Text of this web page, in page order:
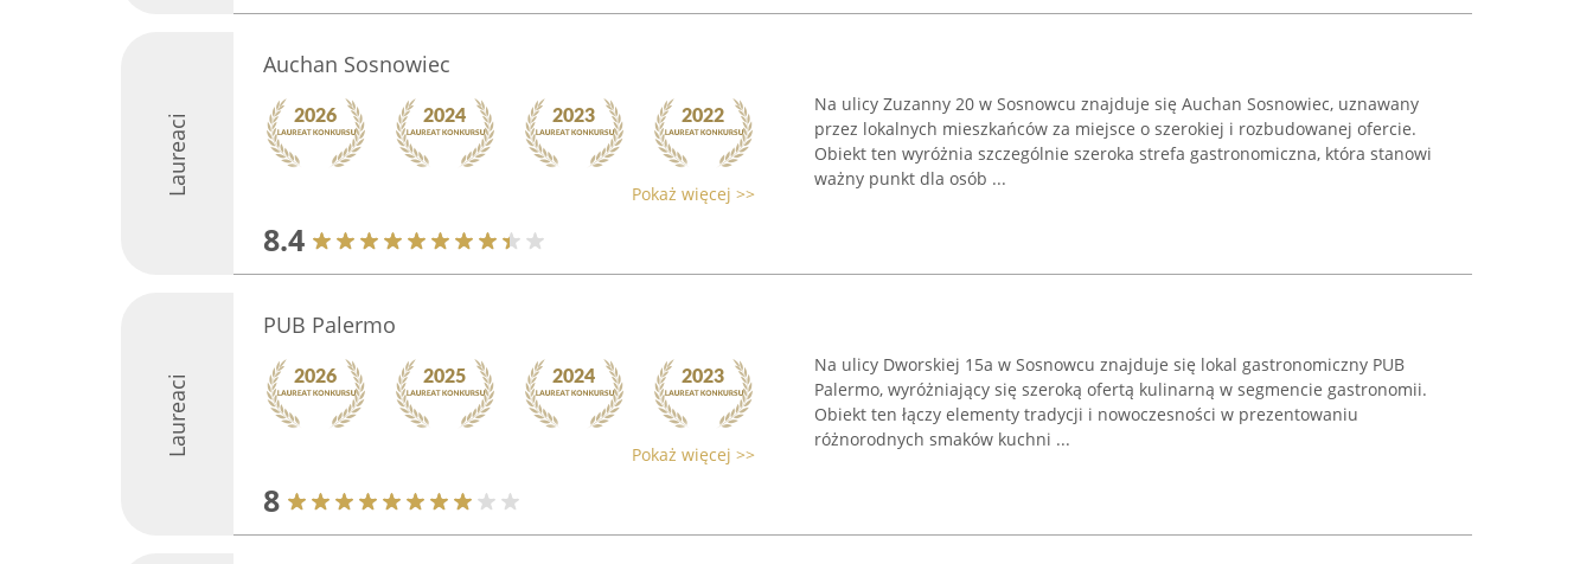
Laureaci
Auchan Sosnowiec
Pokaż więcej >>
8.4
Na ulicy Zuzanny 20 w Sosnowcu znajduje się Auchan Sosnowiec, uznawany
przez lokalnych mieszkańców za miejsce o szerokiej i rozbudowanej ofercie.
Obiekt ten wyróżnia szczególnie szeroka strefa gastronomiczna, która stanowi
ważny punkt dla osób ...
Laureaci
PUB Palermo
Pokaż więcej >>
8
Na ulicy Dworskiej 15a w Sosnowcu znajduje się lokal gastronomiczny PUB
Palermo, wyróżniający się szeroką ofertą kulinarną w segmencie gastronomii.
Obiekt ten łączy elementy tradycji i nowoczesności w prezentowaniu
różnorodnych smaków kuchni ...